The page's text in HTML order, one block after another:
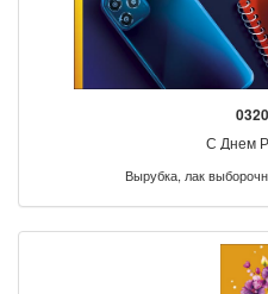
С Днем
Вырубка, лак